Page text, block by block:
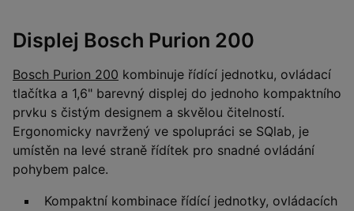
Displej Bosch Purion 200
Bosch Purion 200 kombinuje řídící jednotku, ovládací
tlačítka a 1,6" barevný displej do jednoho kompaktního
prvku s čistým designem a skvělou čitelností.
Ergonomicky navržený ve spolupráci se SQlab, je
umístěn na levé straně řídítek pro snadné ovládání
pohybem palce.
Kompaktní kombinace řídící jednotky, ovládacích